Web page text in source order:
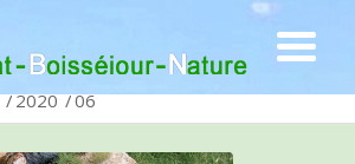
/2020 /06